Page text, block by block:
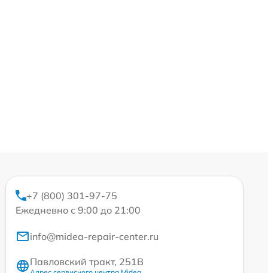
+7 (800) 301-97-75
Ежедневно с 9:00 до 21:00
info@midea-repair-center.ru
Павловский тракт, 251В